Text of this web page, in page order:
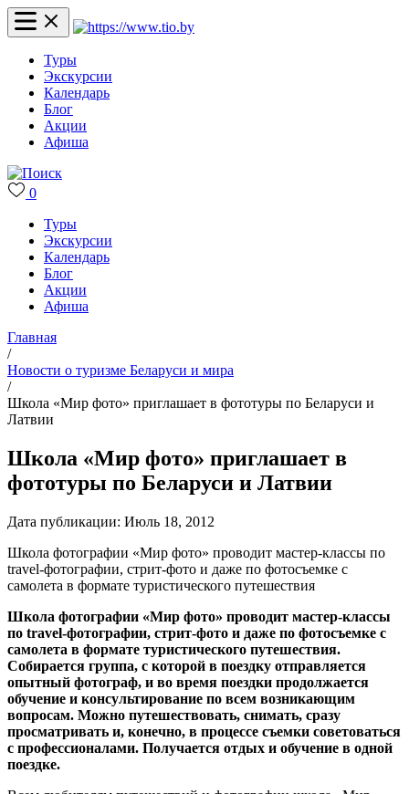
Туры
Экскурсии
Календарь
Блог
Акции
Афиша
0
Туры
Экскурсии
Календарь
Блог
Акции
Афиша
Главная
/
Новости о туризме Беларуси и мира
/
Школа «Мир фото» приглашает в фототуры по Беларуси и
Латвии
Школа «Мир фото» приглашает в
фототуры по Беларуси и Латвии
Дата публикации: Июль 18, 2012
Школа фотографии «Мир фото» проводит мастер-классы по
travel-фотографии, стрит-фото и даже по фотосъемке с
самолета в формате туристического путешествия
Школа фотографии «Мир фото» проводит мастер-классы
по travel-фотографии, стрит-фото и даже по фотосъемке с
самолета в формате туристического путешествия.
Собирается группа, с которой в поездку отправляется
опытный фотограф, и во время поездки продолжается
обучение и консультирование по всем возникающим
вопросам. Можно путешествовать, снимать, сразу
просматривать и, конечно, в процессе съемки советоваться
с профессионалами. Получается отдых и обучение в одной
поездке.